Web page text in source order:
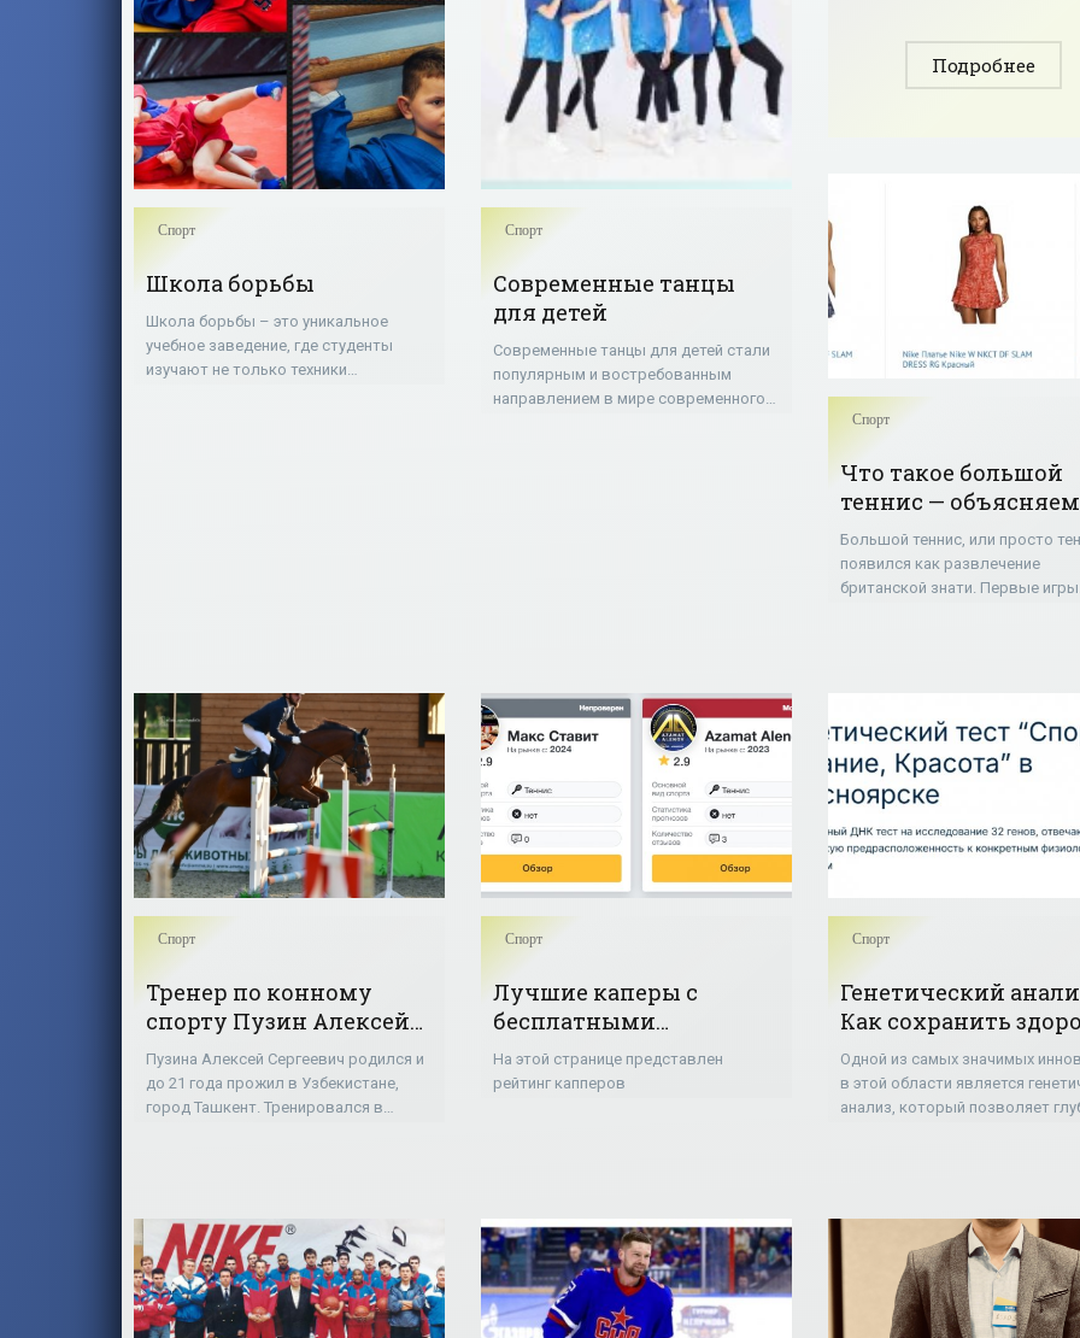
Спорт
Школа борьбы
Школа борьбы – это уникальное
учебное заведение, где студенты
изучают не только техники
Спорт
Современные танцы
для детей
Современные танцы для детей стали
популярным и востребованным
направлением в мире современного
конструктор
нашел себя в
Подробнее
Спорт
Что такое большой
теннис — объясняем
просто и понятно
Большой теннис, или просто
появился как развлечение
британской знати. Первые игры
Спорт
Тренер по конному
спорту Пузин Алексей
Сергеевич. Команда
Puzin Team
Пузина Алексей Сергеевич родился и
до 21 года прожил в Узбекистане,
город Ташкент. Тренировался в
Спорт
Лучшие каперы с
бесплатными
прогнозами
На этой странице представлен
рейтинг капперов
Спорт
Генетический
Как сохранить
и улучшить
жизни
Одной из самых значимых
в этой области является
анализ, который позволяет